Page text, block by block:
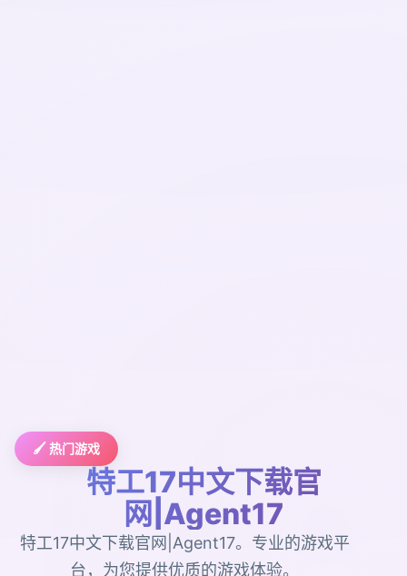
🖌️ 热门游戏
特工17中文下载官
网|Agent17
特工17中文下载官网|Agent17。专业的游戏平
台，为您提供优质的游戏体验。